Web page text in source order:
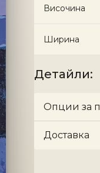
Височина
Ширина
Детайли:
Опции за
Доставка